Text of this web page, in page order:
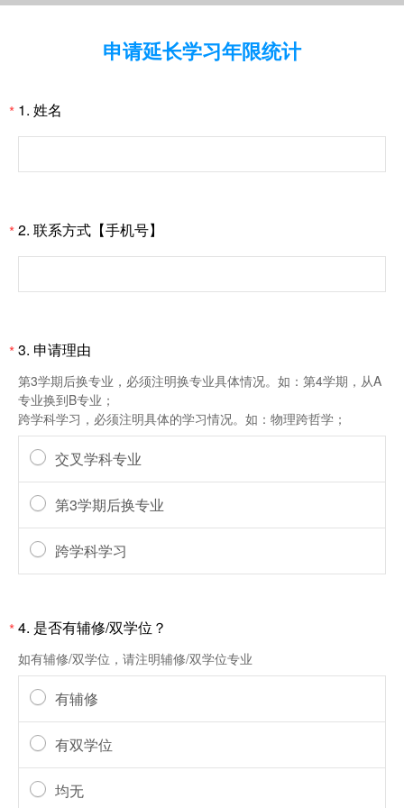
申请延长学习年限统计
* 1. 姓名
*2. 联系方式【手机号】
*3. 申请理由
第3学期后换专业，必须注明换专业具体情况。如：第4学期，从A
专业换到B专业；
跨学科学习，必须注明具体的学习情况。如：物理跨哲学；
交叉学科专业
第3学期后换专业
跨学科学习
*4. 是否有辅修/双学位？
如有辅修/双学位，请注明辅修/双学位专业
有辅修
有双学位
均无